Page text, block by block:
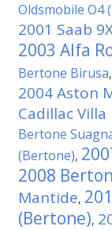
Oldsmobile O4
2001 Saab
2003 Alfa
Bertone Birusa,
2004 Aston
Cadillac
Bertone
(Bertone),
2008
Mantide,
(Bertone),